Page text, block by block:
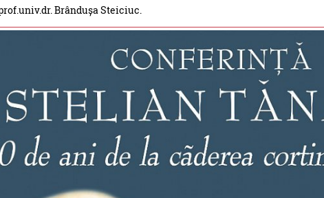
Brândușa Steiciuc.